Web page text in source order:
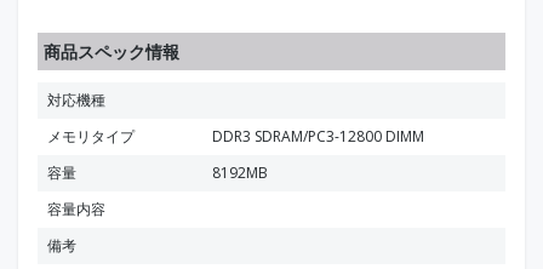
商品スペック情報
対応機種
メモリタイプ
DDR3 SDRAM/PC3-12800 DIMM
容量
8192MB
容量内容
備考